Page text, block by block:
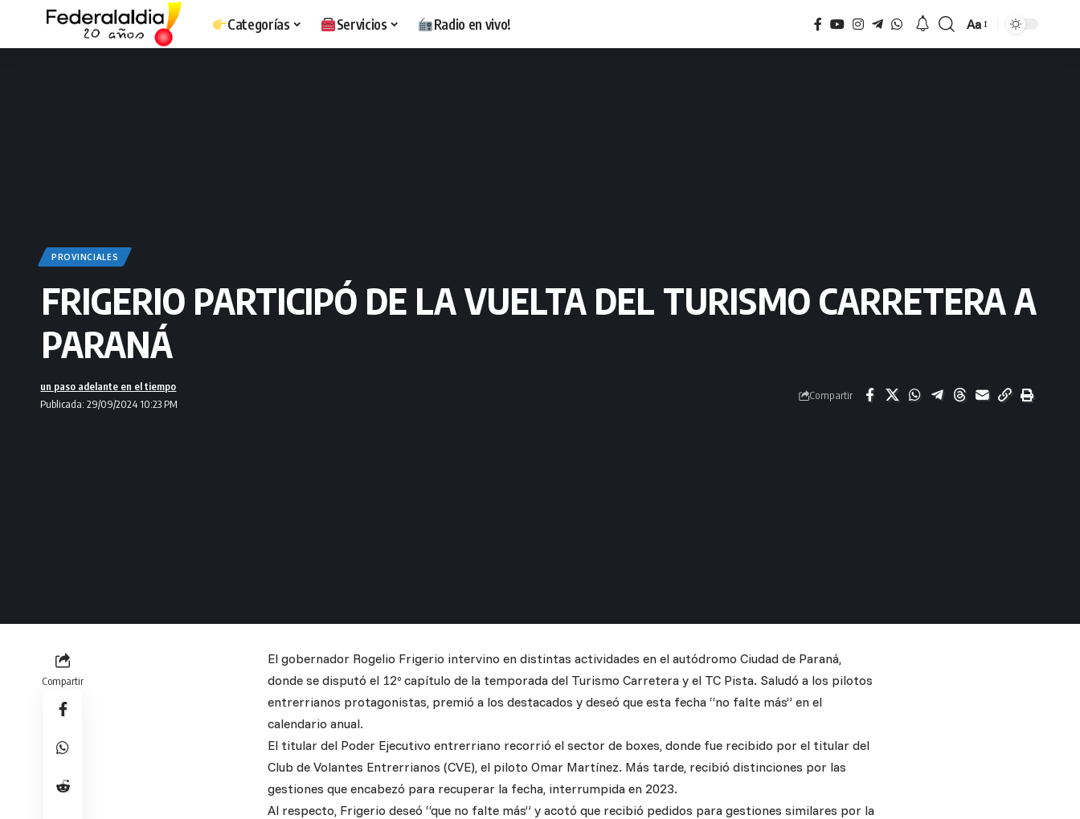
Categorías Servicios Radio en vivo!
Tamaño
Aa
PROVINCIALES
FRIGERIO PARTICIPÓ DE LA VUELTA DEL TURISMO CARRETERA A
PARANÁ
Publicada: 29/09/2024 10:23 PM
un paso adelante en el tiempo
Compartir
Compartir
El gobernador Rogelio Frigerio intervino en distintas actividades en el autódromo Ciudad de Paraná,
donde se disputó el 12º capítulo de la temporada del Turismo Carretera y el TC Pista. Saludó a los pilotos
entrerrianos protagonistas, premió a los destacados y deseó que esta fecha “no falte más” en el
calendario anual.
El titular del Poder Ejecutivo entrerriano recorrió el sector de boxes, donde fue recibido por el titular del
Club de Volantes Entrerrianos (CVE), el piloto Omar Martínez. Más tarde, recibió distinciones por las
gestiones que encabezó para recuperar la fecha, interrumpida en 2023.
Al respecto, Frigerio deseó “que no falte más” y acotó que recibió pedidos para gestiones similares por la